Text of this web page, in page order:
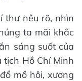
thư nêu rõ, nhìn
ta mãi khắc
sáng suốt của
Hồ Chí Minh
mồ hôi, xương